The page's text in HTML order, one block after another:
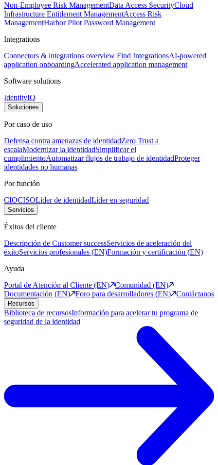
Non-Employee Risk ManagementData Access SecurityCloud
Infrastructure Entitlement ManagementAccess Risk
ManagementHarbor Pilot Password Management
Integrations
Connectors & integrations overview Find IntegrationsAI-powered
application onboardingAccelerated application management
Software solutions
IdentityIQ
Soluciones
Por caso de uso
Defensa contra amenazas de identidadZero Trust a
escalaModernizar la identidadSimplificar el
cumplimientoAutomatizar flujos de trabajo de identidadProteger
identidades no humanas
Por función
CIOCISOLíder de identidadLíder en seguridad
Servicios
Éxitos del cliente
Descripción de Customer successServicios de aceleración del
éxitoServicios profesionales (EN)Formación y certificación (EN)
Ayuda
Portal de Atención al Cliente (EN)
Comunidad (EN)
Documentación (EN)
Foro para desarrolladores (EN) Contáctanos
Recursos
Biblioteca de recursosInformación para acelerar tu programa de
seguridad de la identidad